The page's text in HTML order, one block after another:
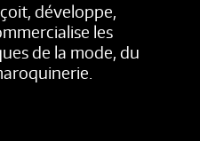
développe,
les
de la mode, du